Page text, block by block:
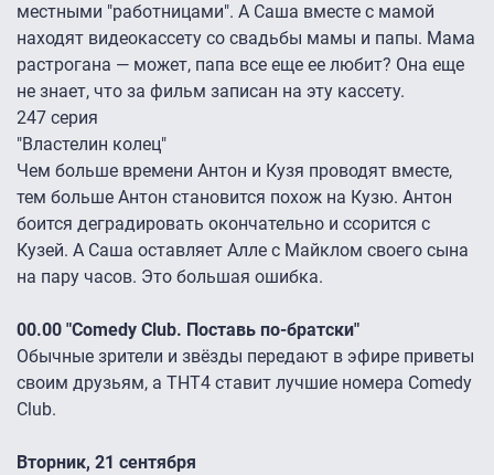
местными "работницами". А Саша вместе с мамой
находят видеокассету со свадьбы мамы и папы. Мама
растрогана — может, папа все еще ее любит? Она еще
не знает, что за фильм записан на эту кассету.
247 серия
"Властелин колец"
Чем больше времени Антон и Кузя проводят вместе,
тем больше Антон становится похож на Кузю. Антон
боится деградировать окончательно и ссорится с
Кузей. А Саша оставляет Алле с Майклом своего сына
на пару часов. Это большая ошибка.
00.00 "Comedy Club. Поставь по-братски"
Обычные зрители и звёзды передают в эфире приветы
своим друзьям, а ТНТ4 ставит лучшие номера Comedy
Club.
Вторник, 21 сентября